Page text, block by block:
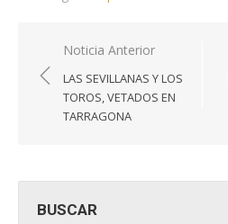
Navegación
de
entradas
Noticia Anterior
LAS SEVILLANAS Y LOS
TOROS, VETADOS EN
TARRAGONA
BUSCAR